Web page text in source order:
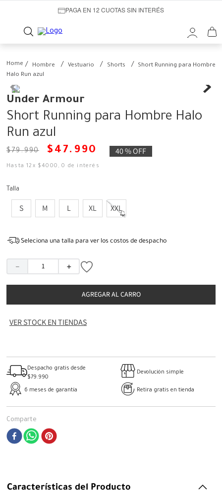
PAGA EN 12 CUOTAS SIN INTERÉS
Hombre Vestuario Shorts
Short Running para Hombre
Halo Run azul
Under Armour
Short Running para Hombre Halo
Run azul
$79.990 $ 47. 990 40 %OFF
Hasta12 x $4000 ,0 de interés
Talla
S M L XL XXL
Seleciona una talla para ver los costos de despacho
＋
－
AGREGAR AL CARRO
VER STOCK EN TIENDAS
Despacho gratis desde
$79.990
Devolución simple
6 meses de garantía Retira gratis en tienda
Comparte
Características del Producto